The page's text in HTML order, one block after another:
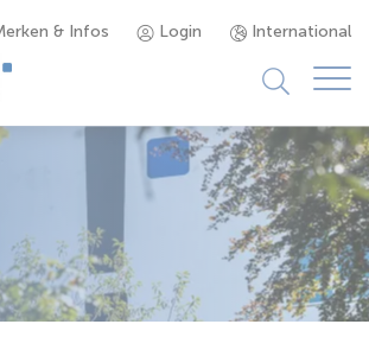
& Infos Login International